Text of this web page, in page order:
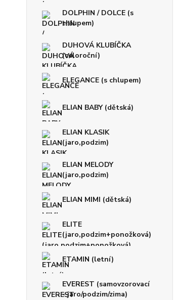
DOLPHIN / DOLCE (s
chlupem)
DUHOVÁ KLUBÍČKA
(celoroční)
ELEGANCE (s chlupem)
ELIAN BABY (dětská)
ELIAN KLASIK
(jaro,podzim)
ELIAN MELODY
(jaro,podzim)
ELIAN MIMI (dětská)
ELITE
(jaro,podzim+ponožková)
ETAMIN (letní)
EVEREST (samovzorovací
- jaro/podzim/zima)